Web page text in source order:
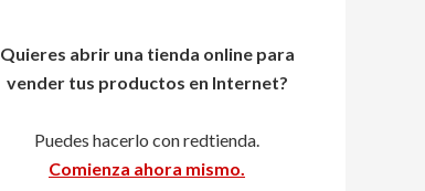
Quieres abrir una tienda online para
vender tus productos en Internet?
Puedes hacerlo con redtienda.
Comienza ahora mismo.